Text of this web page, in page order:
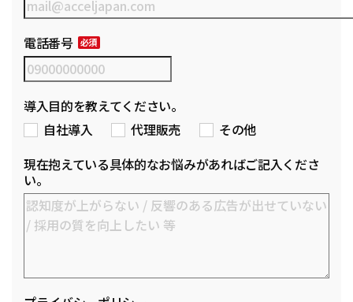
電話番号
導入目的を教えてください。
自社導入
代理販売
その他
現在抱えている具体的なお悩みがあればご記入くださ
い。